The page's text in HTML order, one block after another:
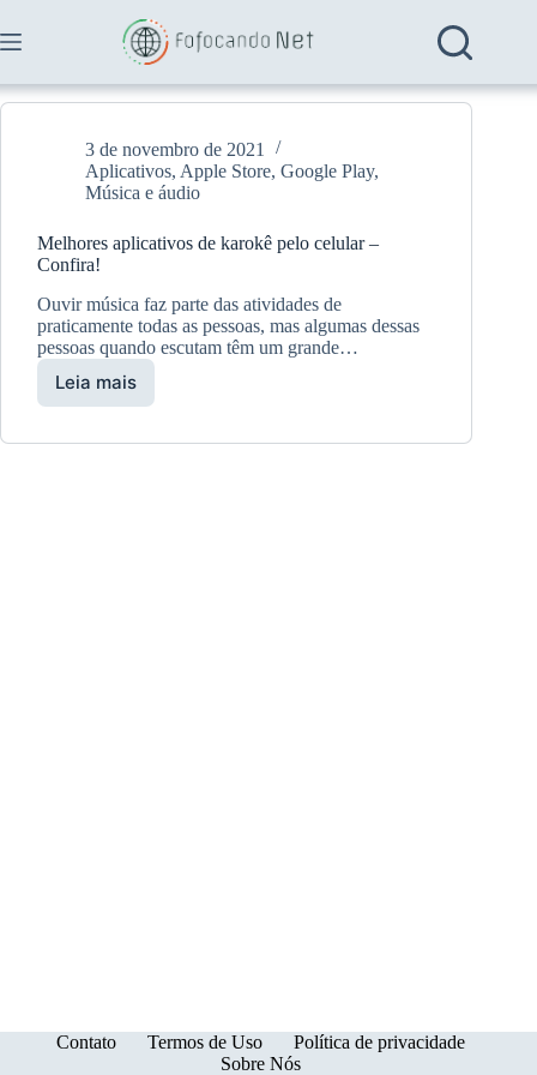
para
o
3 de novembro de 2021
Aplicativos, Apple Store, Google Play,
Música e áudio
Melhores aplicativos de karokê pelo celular –
Confira!
Ouvir música faz parte das atividades de
praticamente todas as pessoas, mas algumas dessas
pessoas quando escutam têm um grande…
Leia mais
Melhores
de
Contato Termos de Uso
Política de privacidade
Sobre Nós